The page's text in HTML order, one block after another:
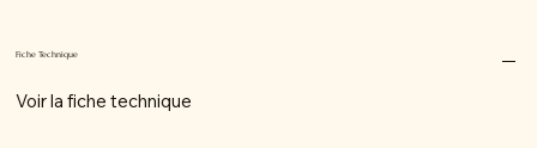
Fiche Technique
Voir la fiche technique